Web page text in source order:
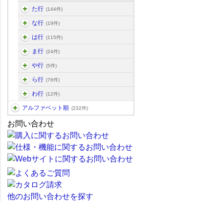
た行 (144件)
な行 (19件)
は行 (115件)
ま行 (24件)
や行 (5件)
ら行 (76件)
わ行 (12件)
アルファベット順 (232件)
お問い合わせ
他のお問い合わせを探す